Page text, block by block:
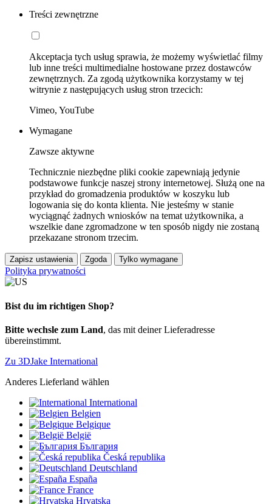
Treści zewnętrzne
Akceptacja tych usług sprawia, że możemy wyświetlać filmy
lub inne treści multimedialne hostowane przez dostawców
zewnętrznych. Za zgodą użytkownika korzystamy w tej
witrynie z następujących usług stron trzecich:
Vimeo, YouTube
Wymagane
Zawsze aktywne
Technicznie niezbędne pliki cookie zapewniają jedynie
podstawowe funkcje naszej strony internetowej. Służą one na
przykład do gromadzenia produktów w koszyku lub
logowania się do konta klienta. Nie jesteśmy w stanie
wyciągnąć żadnych wniosków na temat użytkownika, a
wszelkie dane zgromadzone w ten sposób nigdy nie zostaną
przekazane stronom trzecim.
Zapisz ustawienia Zgoda Tylko wymagane
Polityka prywatności
Bist du im richtigen Shop?
Bitte wechsle zum Land, das mit deiner Lieferadresse
übereinstimmt.
Zu 3DJake International
Anderes Lieferland wählen
International
Belgien
Belgique
België
България
Česká republika
Deutschland
España
France
Hrvatska